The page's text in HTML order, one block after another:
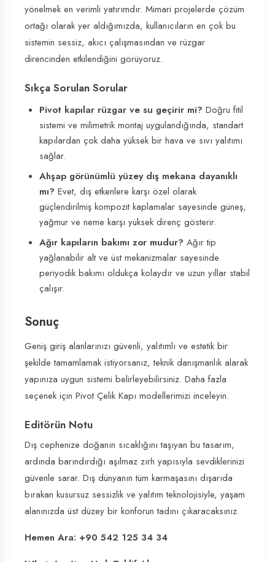
yönelmek en verimli yatırımdır. Mimari projelerde çözüm
ortağı olarak yer aldığımızda, kullanıcıların en çok bu
sistemin sessiz, akıcı çalışmasından ve rüzgar
direncinden etkilendiğini görüyoruz.
Sıkça Sorulan Sorular
Pivot kapılar rüzgar ve su geçirir mi? Doğru fitil
sistemi ve milimetrik montaj uygulandığında, standart
kapılardan çok daha yüksek bir hava ve sıvı yalıtımı
sağlar.
Ahşap görünümlü yüzey dış mekana dayanıklı
mı? Evet, dış etkenlere karşı özel olarak
güçlendirilmiş kompozit kaplamalar sayesinde güneş,
yağmur ve neme karşı yüksek direnç gösterir.
Ağır kapıların bakımı zor mudur? Ağır tip
yağlanabilir alt ve üst mekanizmalar sayesinde
periyodik bakımı oldukça kolaydır ve uzun yıllar stabil
çalışır.
Sonuç
Geniş giriş alanlarınızı güvenli, yalıtımlı ve estetik bir
şekilde tamamlamak istiyorsanız, teknik danışmanlık alarak
yapınıza uygun sistemi belirleyebilirsiniz. Daha fazla
seçenek için Pivot Çelik Kapı modellerimizi inceleyin.
Editörün Notu
Dış cephenize doğanın sıcaklığını taşıyan bu tasarım,
ardında barındırdığı aşılmaz zırh yapısıyla sevdiklerinizi
güvenle sarar. Dış dünyanın tüm karmaşasını dışarıda
bırakan kusursuz sessizlik ve yalıtım teknolojisiyle, yaşam
alanınızda üst düzey bir konforun tadını çıkaracaksınız.
Hemen Ara: +90 542 125 34 34